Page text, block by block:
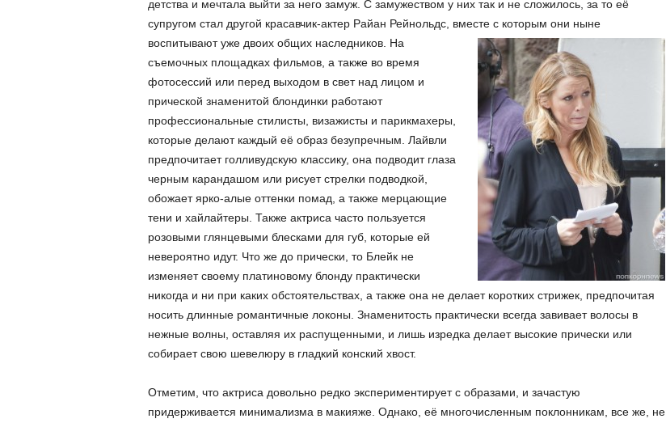
детства и мечтала выйти за него замуж. С замужеством у них так и не сложилось, за то её
супругом стал другой красавчик-актер Райан Рейнольдс, вместе с которым они ныне
воспитывают уже двоих общих наследников. На
съемочных площадках фильмов, а также во время
фотосессий или перед выходом в свет над лицом и
прической знаменитой блондинки работают
профессиональные стилисты, визажисты и парикмахеры,
которые делают каждый её образ безупречным. Лайвли
предпочитает голливудскую классику, она подводит глаза
черным карандашом или рисует стрелки подводкой,
обожает ярко-алые оттенки помад, а также мерцающие
тени и хайлайтеры. Также актриса часто пользуется
розовыми глянцевыми блесками для губ, которые ей
невероятно идут. Что же до прически, то Блейк не
изменяет своему платиновому блонду практически
никогда и ни при каких обстоятельствах, а также она не делает коротких стрижек, предпочитая
носить длинные романтичные локоны. Знаменитость практически всегда завивает волосы в
нежные волны, оставляя их распущенными, и лишь изредка делает высокие прически или
собирает свою шевелюру в гладкий конский хвост.
Отметим, что актриса довольно редко экспериментирует с образами, и зачастую
придерживается минимализма в макияже. Однако, её многочисленным поклонникам, все же, не